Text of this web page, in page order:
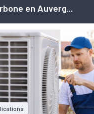
en Auverg...